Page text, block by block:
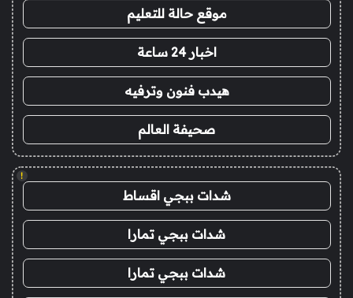
موقع حالة للتعليم
اخبار 24 ساعة
هيدب فنون وترفيه
صحيفة العالم
!
شدات ببجي اقساط
شدات ببجي تمارا
شدات ببجي تمارا